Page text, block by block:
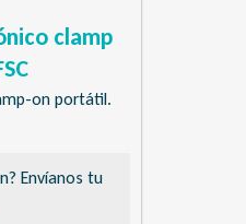
clamp
on portátil.
Envíanos tu